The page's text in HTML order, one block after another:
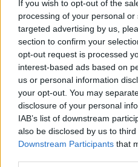
If you wish to opt-out of the
processing of your personal
targeted advertising by us,
section to confirm your
opt-out request is processed
interest-based ads based on
us or personal information
your opt-out. You may
disclosure of your personal
IAB’s list of downstream
also be disclosed by us to
Downstream Participants that
κατά την ανάπτυξη.
ανεπαίσθητα τον τρόπο
ρυθμίζει ορισμένα
εκείνα που εμπλέκονται
σκελετού. Σε
HEK293T – μια κοινή
που χρησιμοποιείται στα
ερευνητές παρατήρησαν
αρκετών αναπτυξιακών
παραλλαγή του